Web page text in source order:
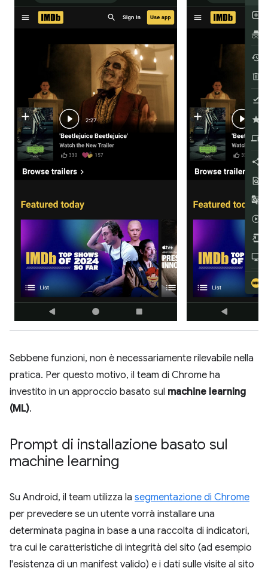
Sebbene funzioni, non è necessariamente rilevabile nella
pratica. Per questo motivo, il team di Chrome ha
investito in un approccio basato sul machine learning
(ML).
Prompt di installazione basato sul
machine learning
Su Android, il team utilizza la segmentazione di Chrome
per prevedere se un utente vorrà installare una
determinata pagina in base a una raccolta di indicatori,
tra cui le caratteristiche di integrità del sito (ad esempio
l'esistenza di un manifest valido) e i dati sulle visite al sito